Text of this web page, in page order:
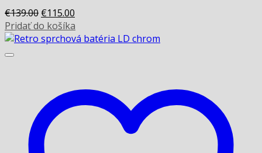
€139.00 Original
price
was:
€115.00
price
is:
Pridať do košíka